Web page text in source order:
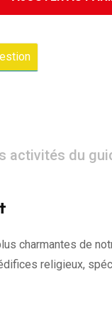
activités du
charmantes de
religieux,